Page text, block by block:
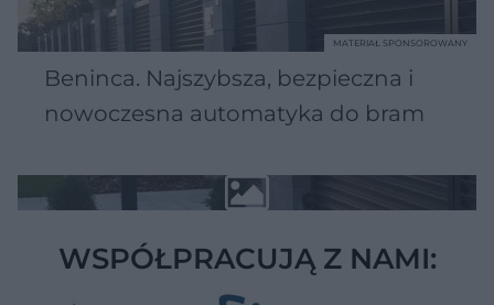
Beninca. Najszybsza, bezpieczna i
nowoczesna automatyka do bram
MATERIAŁ SPONSOROWANY
WSPÓŁPRACUJĄ Z NAMI: